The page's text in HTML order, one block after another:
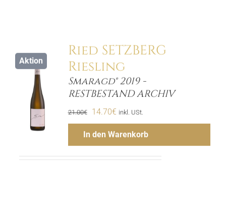
Aktion
Ried SETZBERG
Riesling
Smaragd® 2019 -
RESTBESTAND ARCHIV
21.00€
Ursprünglicher
Preis
war:
14.70€Aktueller
Preis
ist:
inkl. USt.
In den Warenkorb